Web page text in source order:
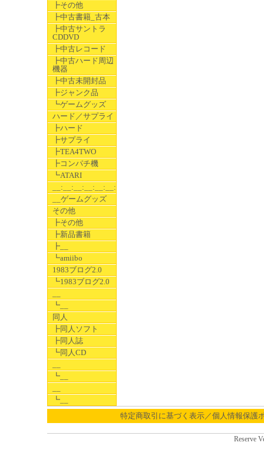
┣その他
┣中古書籍_古本
┣中古サントラ
CDDVD
┣中古レコード
┣中古ハード周辺
機器
┣中古未開封品
┣ジャンク品
┗ゲームグッズ
ハード／サプライ
┣ハード
┣サプライ
┣TEA4TWO
┣コンパチ機
┗ATARI
__:__:__:__:__:__:__
__ゲームグッズ
その他
┣その他
┣新品書籍
┣__
┗amiibo
1983ブログ2.0
┗1983ブログ2.0
┗__
同人
┣同人ソフト
┣同人誌
┗同人CD
┗__
┗__
特定商取引に基づく表示／個人情報保護
Reserve